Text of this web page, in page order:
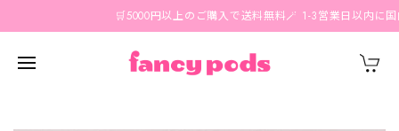
🛒5000円以上のご購入で送料無料🪄 1-3営業日以内に国内